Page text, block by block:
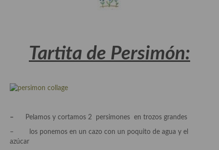
Cocina de Tunez
Cocina Tailandesa
Cocina camboyana
Tartita de Persimón:
– Pelamos y cortamos 2 persimones en trozos grandes
– los ponemos en un cazo con un poquito de agua y el
azúcar